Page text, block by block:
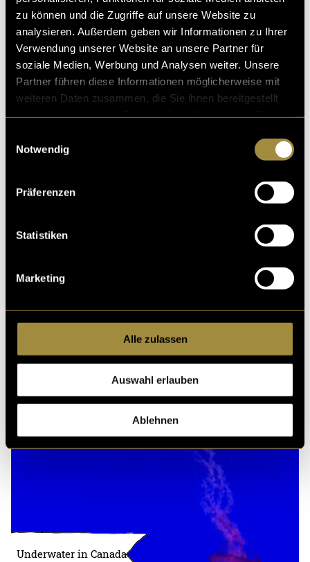
zu können und die Zugriffe auf unsere Website zu
analysieren. Außerdem geben wir Informationen zu Ihrer
Verwendung unserer Website an unsere Partner für
soziale Medien, Werbung und Analysen weiter. Unsere
Partner führen diese Informationen möglicherweise mit
weiteren Daten zusammen, die Sie ihnen bereitgestellt
Notwendig
Präferenzen
Statistiken
Marketing
Alle zulassen
Auswahl erlauben
Ablehnen
Bitte akzeptiere die
Cookies um
Ähnliche Artikel
Underwater in Canada